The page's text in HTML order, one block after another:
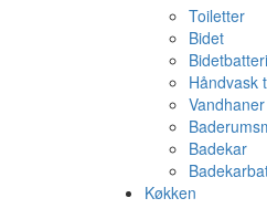
Toiletter
Bidet
Håndvask
Badekar
Køkken